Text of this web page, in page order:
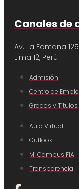
Canales de
Av. La Fontana
Lima 12, Perú
Admisión
Centro de
Grados y Títulos
Aula Virtual
Outlook
Mi Campus FIA
Transparencia